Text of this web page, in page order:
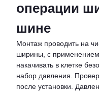
операции
шине
Монтаж проводить на
ширины, с
накачивать в клетке
набор давления.
после установки.